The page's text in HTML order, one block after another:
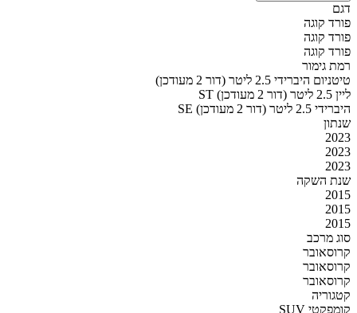
דגם
פורד קוגה
פורד קוגה
פורד קוגה
רמת גימור
טיטניום היברידי 2.5 ליטר (דור 2 מעודכן)
ST ליין 2.5 ליטר (דור 2 מעודכן)
SE היברידי 2.5 ליטר (דור 2 מעודכן)
שנתון
2023
2023
2023
שנת השקה
2015
2015
2015
סוג מרכב
קרוסאובר
קרוסאובר
קרוסאובר
קטגוריה
SUV קומפקטי